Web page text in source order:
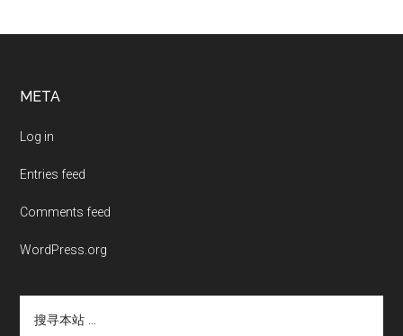
Footer
META
Log in
Entries feed
Comments feed
WordPress.org